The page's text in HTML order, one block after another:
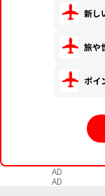
新し
旅や
ポイ
AD
AD